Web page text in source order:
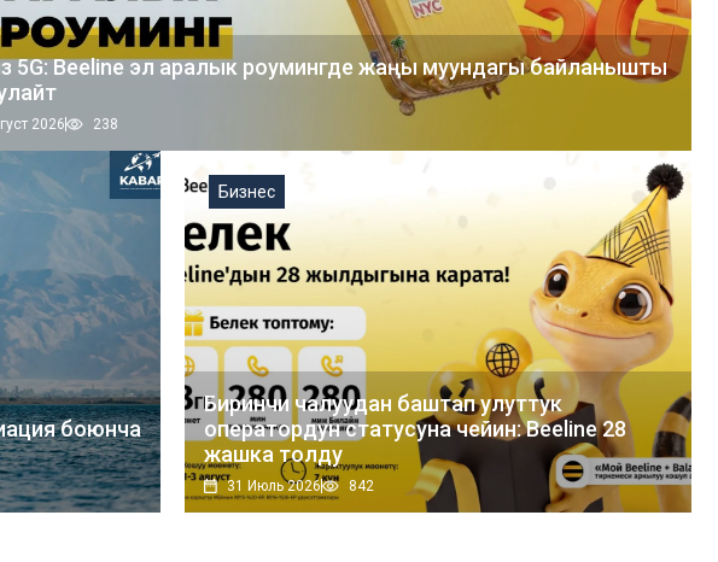
5G: Beeline эл аралык роумингде жаңы муундагы байланышты
2026 238
боюнча
Биринчи чалуудан баштап улуттук
оператордун статусуна чейин: Beeline 28
жашка толду
31 Июль 2026 842
Бизнес